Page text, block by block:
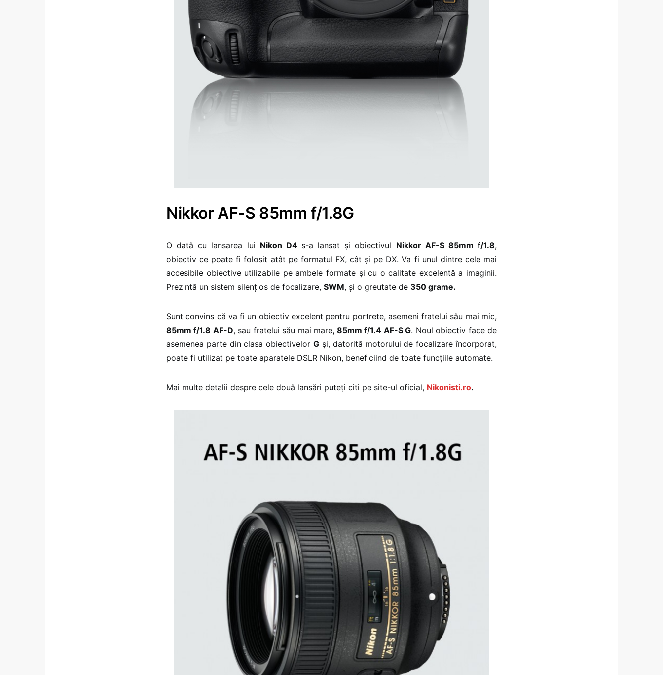
Nikkor AF-S 85mm f/1.8G
O dată cu lansarea lui Nikon D4 s-a lansat și obiectivul Nikkor AF-S 85mm f/1.8,
obiectiv ce poate fi folosit atât pe formatul FX, cât și pe DX. Va fi unul dintre cele mai
accesibile obiective utilizabile pe ambele formate și cu o calitate excelentă a imaginii.
Prezintă un sistem silențios de focalizare, SWM, și o greutate de 350 grame.
Sunt convins că va fi un obiectiv excelent pentru portrete, asemeni fratelui său mai mic,
85mm f/1.8 AF-D, sau fratelui său mai mare, 85mm f/1.4 AF-S G. Noul obiectiv face de
asemenea parte din clasa obiectivelorG și, datorită motorului de focalizare încorporat,
poate fi utilizat pe toate aparatele DSLR Nikon, beneficiind de toate funcțiile automate.
Mai multe detalii despre cele două lansări puteți citi pe site-ul oficial, Nikonisti.ro.